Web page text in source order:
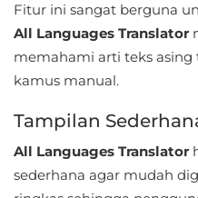
Education
Emulator
Events
Finance
Fitur ini sangat berguna
All Languages Translator
memahami arti teks
kamus manual.
Tampilan
All Languages Translator
sederhana agar mudah